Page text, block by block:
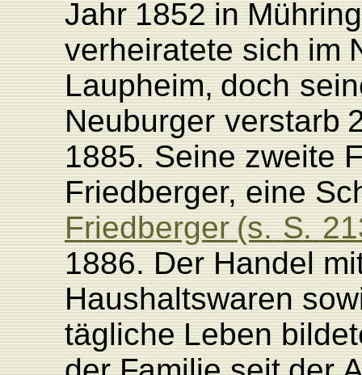
Jahr 1852 in
verheiratete sich im
Laupheim, doch
Neuburger verstarb
1885. Seine zweite
Friedberger, eine
Friedberger (s. S.
1886. DerHandel
Haushaltswaren
tägliche Leben